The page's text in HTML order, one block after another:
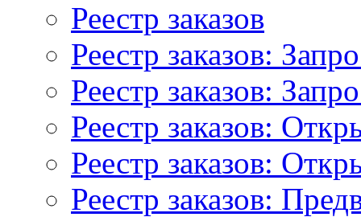
Реестр заказов
Реестр заказов:
Реестр заказов:
Реестр заказов:
Реестр заказов:
Реестр заказов: